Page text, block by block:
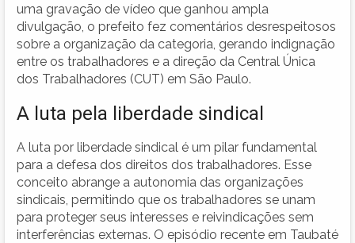
uma gravação de vídeo que ganhou ampla
divulgação, o prefeito fez comentários desrespeitosos
sobre a organização da categoria, gerando indignação
entre os trabalhadores e a direção da Central Única
dos Trabalhadores (CUT) em São Paulo.
A luta pela liberdade sindical
A luta por liberdade sindical é um pilar fundamental
para a defesa dos direitos dos trabalhadores. Esse
conceito abrange a autonomia das organizações
sindicais, permitindo que os trabalhadores se unam
para proteger seus interesses e reivindicações sem
interferências externas. O episódio recente em Taubaté